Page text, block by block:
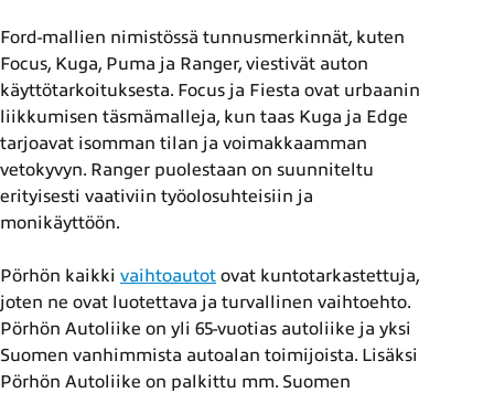
Ford-mallien nimistössä tunnusmerkinnät, kuten
Focus, Kuga, Puma ja Ranger, viestivät auton
käyttötarkoituksesta. Focus ja Fiesta ovat urbaanin
liikkumisen täsmämalleja, kun taas Kuga ja Edge
tarjoavat isomman tilan ja voimakkaamman
vetokyvyn. Ranger puolestaan on suunniteltu
erityisesti vaativiin työolosuhteisiin ja
monikäyttöön.
Pörhön kaikki vaihtoautot ovat kuntotarkastettuja,
joten ne ovat luotettava ja turvallinen vaihtoehto.
Pörhön Autoliike on yli 65-vuotias autoliike ja yksi
Suomen vanhimmista autoalan toimijoista. Lisäksi
Pörhön Autoliike on palkittu mm. Suomen